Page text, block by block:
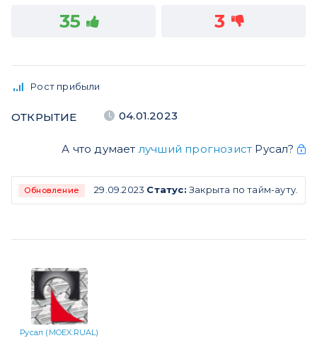
35 3
Рост прибыли
ОТКРЫТИЕ 04.01.2023
А что думает лучший прогнозист Русал?
Обновление 29.09.2023 Статус: Закрыта по тайм-ауту.
Русал (MOEX:RUAL)